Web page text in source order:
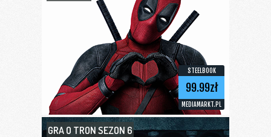
STEELBOOK
99.99zł
MEDIAMARKT.PL
GRA O TRON SEZON 6